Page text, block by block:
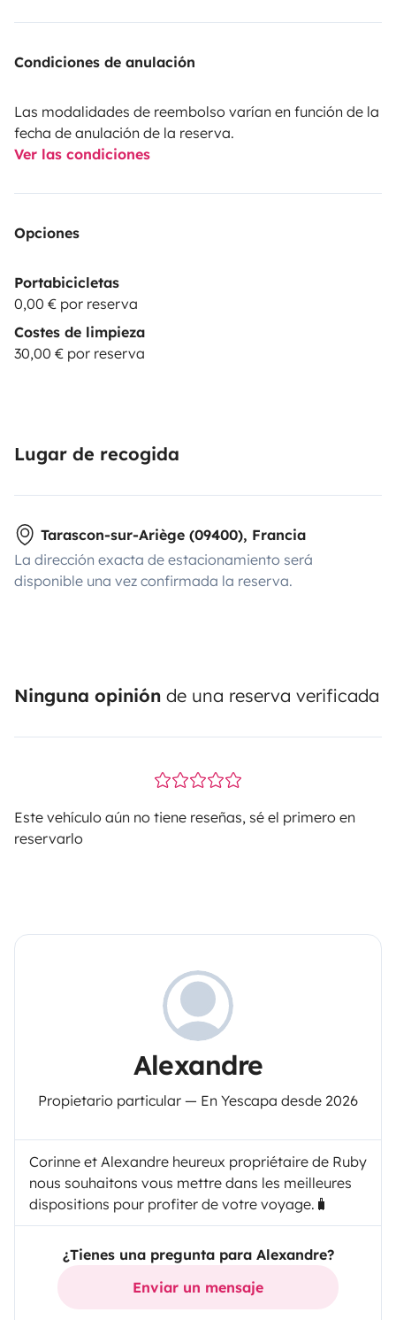
Condiciones de anulación
Las modalidades de reembolso varían en función de la
fecha de anulación de la reserva.
Ver las condiciones
Opciones
Portabicicletas
0,00 € por reserva
Costes de limpieza
30,00 € por reserva
Lugar de recogida
Tarascon-sur-Ariège (09400), Francia
La dirección exacta de estacionamiento será
disponible una vez confirmada la reserva.
Ninguna opinión de una reserva verificada
Este vehículo aún no tiene reseñas, sé el primero en
reservarlo
Alexandre
Propietario particular — En Yescapa desde 2026
Corinne et Alexandre heureux propriétaire de Ruby
nous souhaitons vous mettre dans les meilleures
dispositions pour profiter de votre voyage.🧳
¿Tienes una pregunta para Alexandre?
Enviar un mensaje